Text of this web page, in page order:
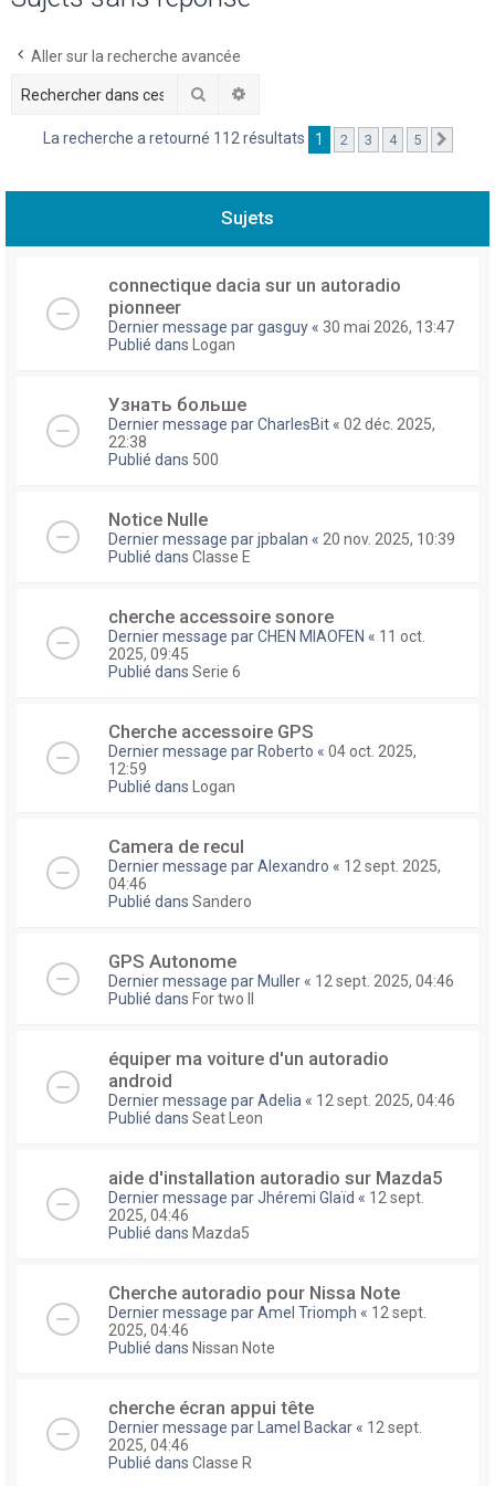
Aller sur la recherche avancée
Rechercher
La recherche a retourné 112 résultats 1 2 3 4 5
Sujets
connectique dacia sur un autoradio
pionneer
Dernier message pargasguy « 30 mai 2026, 13:47
Publié dans
Logan
Узнать больше
Dernier message parCharlesBit « 02 déc. 2025,
22:38
Publié dans 500
Notice Nulle
Dernier message parjpbalan « 20 nov. 2025, 10:39
Publié dans Classe E
cherche accessoire sonore
Dernier message parCHEN MIAOFEN « 11 oct.
2025, 09:45
Publié dans Serie 6
Cherche accessoire GPS
Dernier message par Roberto « 04 oct. 2025,
12:59
Publié dans
Logan
Camera de recul
Dernier message parAlexandro « 12 sept. 2025,
04:46
Publié dans Sandero
GPS Autonome
Dernier message par Muller « 12 sept. 2025, 04:46
Publié dans For two II
équiper ma voiture d'un autoradio
android
Dernier message parAdelia « 12 sept. 2025, 04:46
Publié dans Seat Leon
aide d'installation autoradio sur Mazda5
Dernier message parJhéremi Glaïd « 12 sept.
2025, 04:46
Publié dans Mazda5
Cherche autoradio pour Nissa Note
Dernier message parAmel Triomph « 12 sept.
2025, 04:46
Publié dans Nissan Note
cherche écran appui tête
Dernier message par Lamel Backar « 12 sept.
2025, 04:46
Publié dans Classe R